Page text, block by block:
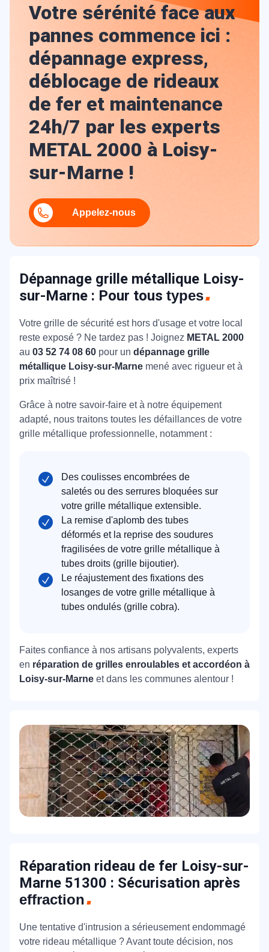
Votre sérénité face aux
pannes commence ici :
dépannage express,
déblocage de rideaux
de fer et maintenance
24h/7 par les experts
METAL 2000 à Loisy-
sur-Marne !
Appelez-nous
Dépannage grille métallique Loisy-
sur-Marne : Pour tous types
Votre grille de sécurité est hors d'usage et votre local
reste exposé ? Ne tardez pas ! Joignez METAL 2000
au 03 52 74 08 60 pour un dépannage grille
métallique Loisy-sur-Marne mené avec rigueur et à
prix maîtrisé !
Grâce à notre savoir-faire et à notre équipement
adapté, nous traitons toutes les défaillances de votre
grille métallique professionnelle, notamment :
Des coulisses encombrées de
saletés ou des serrures bloquées sur
votre grille métallique extensible.
La remise d'aplomb des tubes
déformés et la reprise des soudures
fragilisées de votre grille métallique à
tubes droits (grille bijoutier).
Le réajustement des fixations des
losanges de votre grille métallique à
tubes ondulés (grille cobra).
Faites confiance à nos artisans polyvalents, experts
en réparation de grilles enroulables et accordéon à
Loisy-sur-Marne et dans les communes alentour !
Réparation rideau de fer Loisy-sur-
Marne 51300 : Sécurisation après
effraction
Une tentative d'intrusion a sérieusement endommagé
votre rideau métallique ? Avant toute décision, nos